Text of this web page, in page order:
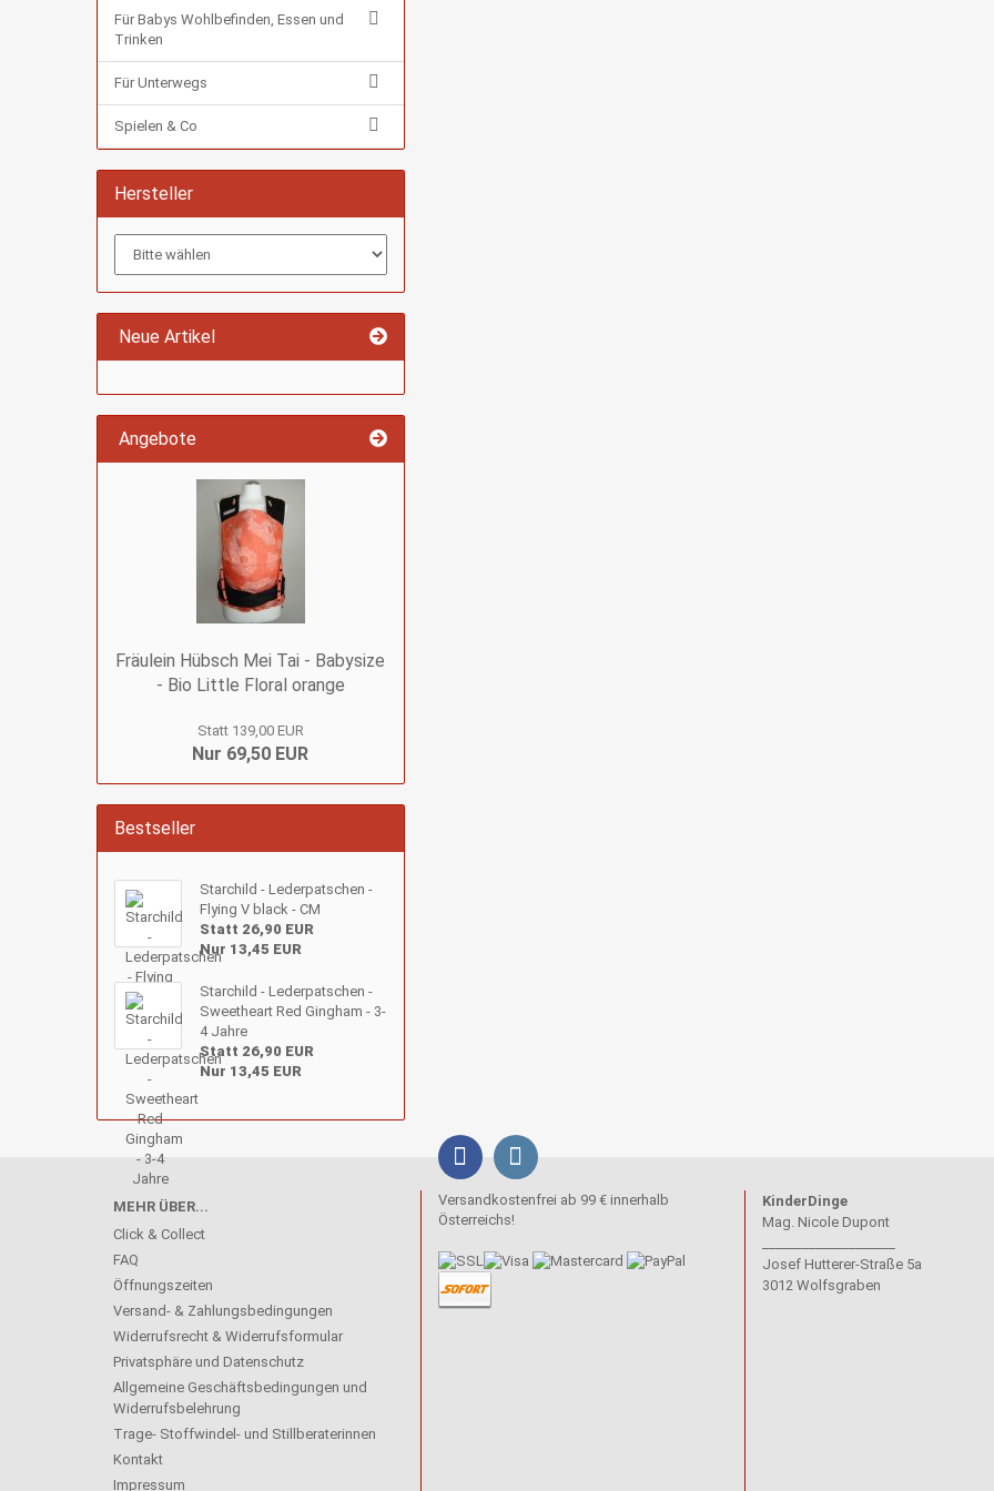
Für Babys Wohlbefinden, Essen und
Trinken
Für Unterwegs
Spielen & Co
Hersteller
Neue Artikel
Angebote
Fräulein Hübsch Mei Tai - Babysize
- Bio Little Floral orange
Statt 139,00 EUR
Nur 69,50 EUR
Bestseller
Starchild - Lederpatschen -
Flying V black - CM
Statt 26,90 EUR
Nur 13,45 EUR
Starchild - Lederpatschen -
Sweetheart Red Gingham - 3-
4 Jahre
Statt 26,90 EUR
Nur 13,45 EUR
MEHR ÜBER...
Click & Collect
FAQ
Öffnungszeiten
Versand- & Zahlungsbedingungen
Widerrufsrecht & Widerrufsformular
Privatsphäre und Datenschutz
Allgemeine Geschäftsbedingungen und
Widerrufsbelehrung
Trage- Stoffwindel- und Stillberaterinnen
Kontakt
Impressum
Versandkostenfrei ab 99 € innerhalb
Österreichs!
KinderDinge
Mag. Nicole Dupont
Josef Hutterer-Straße 5a
3012 Wolfsgraben